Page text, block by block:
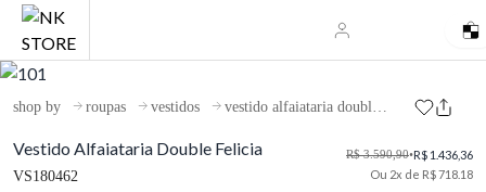
shop by roupas vestidos vestido alfaiataria double felicia
Vestido Alfaiataria Double Felicia
VS180462
R$ 3.590,90•R$ 1.436,36
Ou 2x de R$ 718.18